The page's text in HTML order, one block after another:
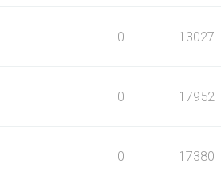
0 13027
0 17952
0 17380